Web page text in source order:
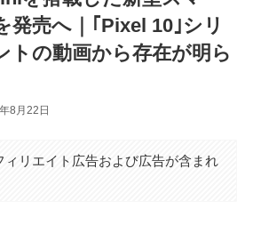
発売へ｜｢Pixel 10｣シリ
トの動画から存在が明ら
8月22日
ィリエイト広告および広告が含まれ